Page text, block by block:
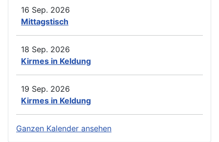
16 Sep. 2026
Mittagstisch
18 Sep. 2026
Kirmes in Keldung
19 Sep. 2026
Kirmes in Keldung
Ganzen Kalender ansehen